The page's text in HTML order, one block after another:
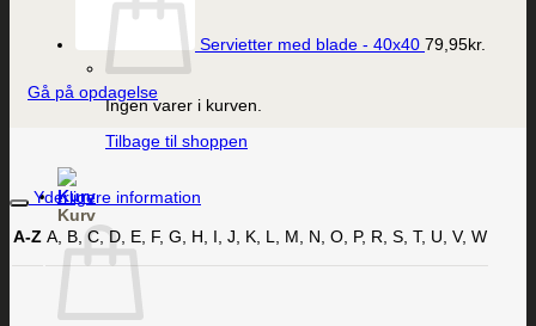
Ingen varer i kurven.
Tilbage til shoppen
Kurv
Servietter med blade - 40x40 79,95kr.
Gå på opdagelse
Yderligere information
A-Z A, B, C, D, E, F, G, H, I, J, K, L, M, N, O, P, R, S, T, U, V, W